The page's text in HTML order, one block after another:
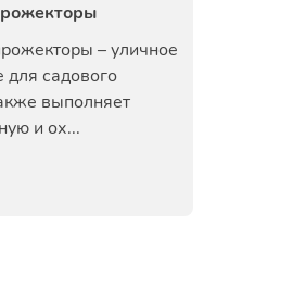
– уличное
садового
выполняет
и ох...